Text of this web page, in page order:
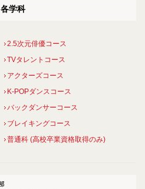
各学科
2.5次元俳優コース
TVタレントコース
アクターズコース
K-POPダンスコース
バックダンサーコース
ブレイキングコース
普通科 (高校卒業資格取得のみ)